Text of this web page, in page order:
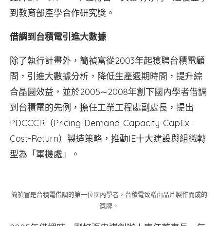
到教育部產學合作研究獎。
借調到台積電引進大數據
除了執行計畫外，簡禎富從2003年起獲聘台積電顧
問，引進大數據分析，降低生產週期時間，提升綜
合晶圓效益，並於2005∼2008年創下國內學者借調
到台積電的先例，擔任工業工程處副處長，提出
PDCCCR（Pricing-Demand-Capacity-CapEx-
Cost-Return）製造策略，推動IE十大建設與組織轉
型為「軍機處」。
簡禎富是台積電借調的第一位國內學者，台積電致贈由晶片製作而成的
獎牌。